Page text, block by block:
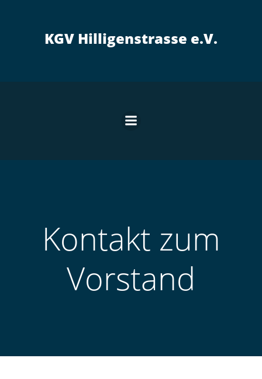
springen
KGV Hilligenstrasse e.V.
Kontakt zum
Vorstand